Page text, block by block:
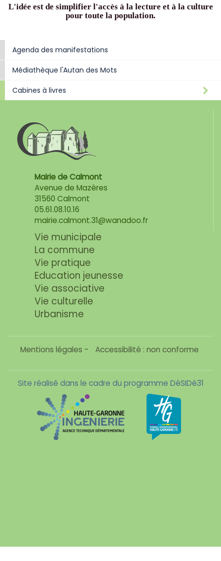
L'idée est de simplifier l'accès à la lecture et à la culture
pour toute la population.
Agenda des manifestations
Médiathèque l'Autan des Mots
Cabines à livres
Mairie de Calmont
Avenue de Mazères
31560 Calmont
05.61.08.10.16
mairie.calmont.31@wanadoo.fr
Vie municipale
La commune
Vie pratique
Education jeunesse
Vie associative
Vie culturelle
Urbanisme
Mentions légales - Accessibilité : non conforme
Site réalisé dans le cadre du programme DéSIDé31